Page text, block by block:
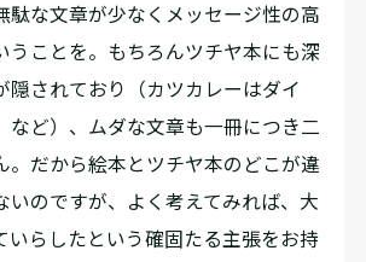
駄な文章が少なくメッセージ性の高
うことを。もちろんツチヤ本にも深
隠されており（カツカレーはダイ
など）、ムダな文章も一冊につき二
。だから絵本とツチヤ本のどこが違
いのですが、よく考えてみれば、大
いらしたという確固たる主張をお持